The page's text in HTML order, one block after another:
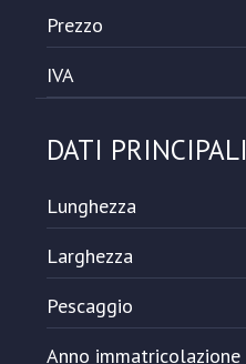
Prezzo
IVA
DATI PRINCIPALI
Lunghezza
Larghezza
Pescaggio
Anno immatricolazione